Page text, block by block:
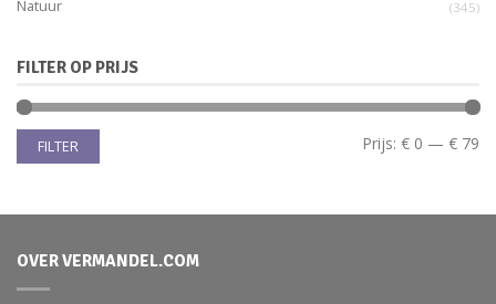
Natuur (345)
FILTER OP PRIJS
FILTER Prijs: € 0 — € 79
OVER VERMANDEL.COM